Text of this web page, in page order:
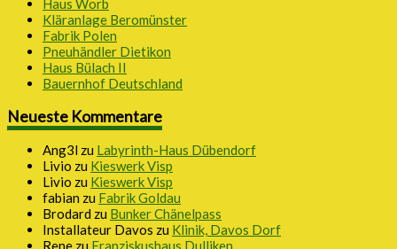
Haus Worb
Kläranlage Beromünster
Fabrik Polen
Pneuhändler Dietikon
Haus Bülach II
Bauernhof Deutschland
Neueste Kommentare
Ang3l zu Labyrinth-Haus Dübendorf
Livio zu Kieswerk Visp
Livio zu Kieswerk Visp
fabian zu Fabrik Goldau
Brodard zu Bunker Chänelpass
Installateur Davos zu Klinik, Davos Dorf
Rene zu Franziskushaus Dulliken